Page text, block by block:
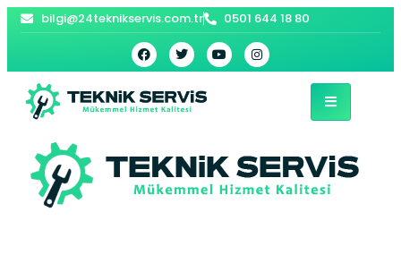
bilgi@24teknikservis.com.tr 0501 644 18 80